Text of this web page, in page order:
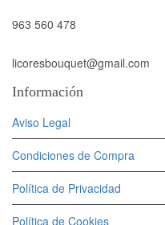
963 560 478
licoresbouquet@gmail.com
Información
Aviso Legal
Condiciones de Compra
Política de Privacidad
Política de Cookies